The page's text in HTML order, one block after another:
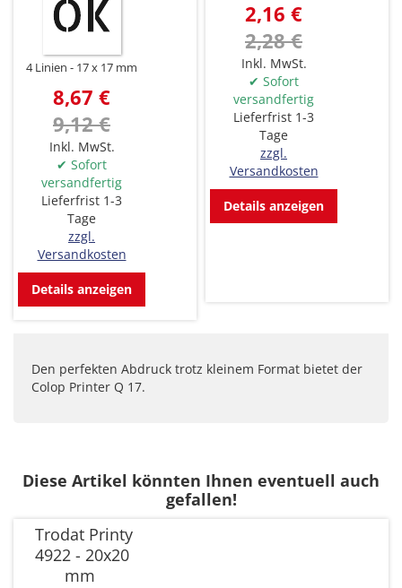
4 Linien 17 x 17 mm
8,67 €
9,12 €
Inkl. MwSt.
✔ Sofort
versandfertig
Lieferfrist 1-3
Tage
zzgl.
Versandkosten
Details anzeigen
2,16 €
2,28 €
Inkl. MwSt.
✔ Sofort
versandfertig
Lieferfrist 1-3
Tage
zzgl.
Versandkosten
Details anzeigen
Den perfekten Abdruck trotz kleinem Format bietet der
Colop Printer Q 17.
Diese Artikel könnten Ihnen eventuell auch
gefallen!
Trodat Printy
4922 - 20x20
mm